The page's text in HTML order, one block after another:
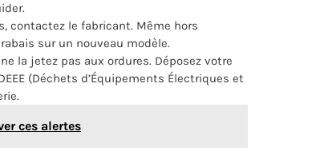
contactez le fabricant. Même hors
sur un nouveau modèle.
la jetez pas aux ordures. Déposez votre
(Déchets d’Équipements Électriques et
ces alertes